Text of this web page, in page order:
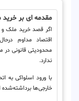
مقدمه ای بر خرید
اگر قصد خرید ملک و
اقتصاد مداوم
محدودیتی قانونی در
ندارد.
خارجی‌ها